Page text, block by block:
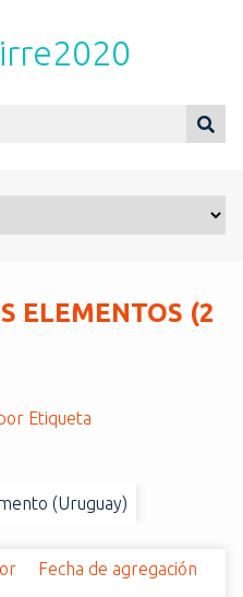
ELEMENTOS (2
Etiqueta
(Uruguay)
Fecha de agregación